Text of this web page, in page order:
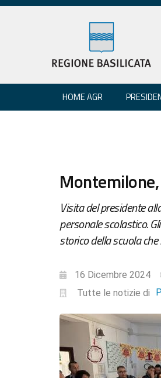
HOME AGR
Visita del presidente
personale scolastico.
storico della scuola
16 Dicembre 2024
Tutte le notizie di